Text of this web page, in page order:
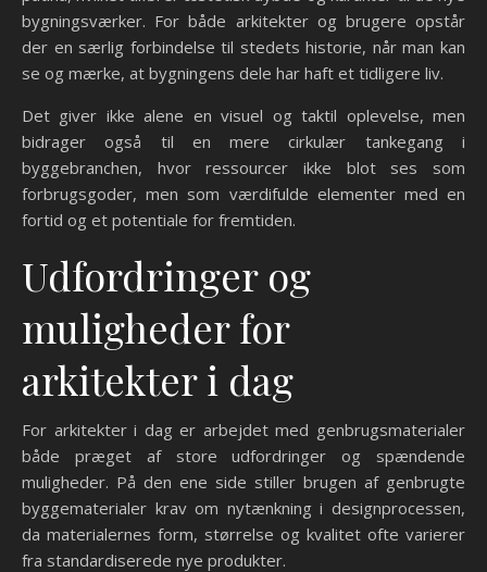
bygningsværker. For både arkitekter og brugere opstår
der en særlig forbindelse til stedets historie, når man kan
se og mærke, at bygningens dele har haft et tidligere liv.
Det giver ikke alene en visuel og taktil oplevelse, men
bidrager også til en mere cirkulær tankegang i
byggebranchen, hvor ressourcer ikke blot ses som
forbrugsgoder, men som værdifulde elementer med en
fortid og et potentiale for fremtiden.
Udfordringer og
muligheder for
arkitekter i dag
For arkitekter i dag er arbejdet med genbrugsmaterialer
både præget af store udfordringer og spændende
muligheder. På den ene side stiller brugen af genbrugte
byggematerialer krav om nytænkning i designprocessen,
da materialernes form, størrelse og kvalitet ofte varierer
fra standardiserede nye produkter.